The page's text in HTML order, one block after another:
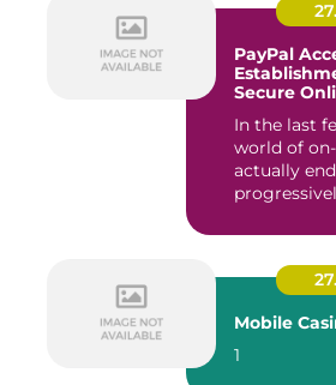
PayPal
Secure
In the last
world of
actually
Mobile
1